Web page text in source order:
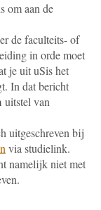
om aan de
de faculteits- of
in orde moet
je uit uSis het
In dat bericht
uitstel van
uitgeschreven bij
via studielink.
namelijk niet met